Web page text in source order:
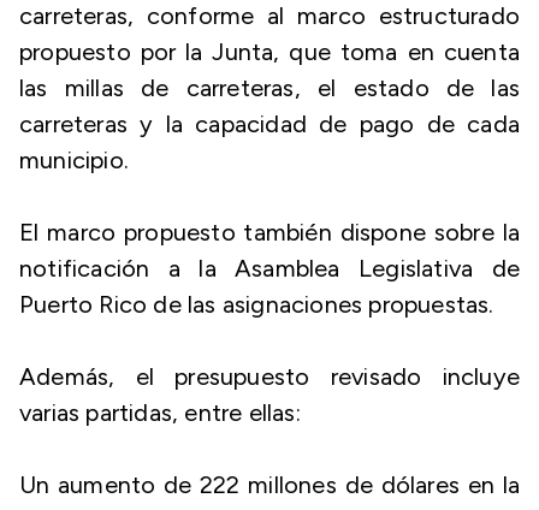
carreteras, conforme al marco estructurado
propuesto por la Junta, que toma en cuenta
las millas de carreteras, el estado de las
carreteras y la capacidad de pago de cada
municipio.
El marco propuesto también dispone sobre la
notificación a la Asamblea Legislativa de
Puerto Rico de las asignaciones propuestas.
Además, el presupuesto revisado incluye
varias partidas, entre ellas:
Un aumento de 222 millones de dólares en la